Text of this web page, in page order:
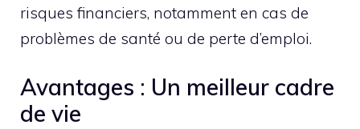
risques financiers, notamment en cas de
problèmes de santé ou de perte d’emploi.
Avantages : Un meilleur cadre
de vie